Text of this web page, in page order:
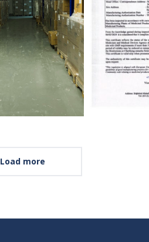
Load more